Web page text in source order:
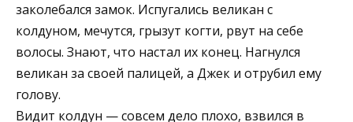
заколебался замок. Испугались великан с
колдуном, мечутся, грызут когти, рвут на себе
волосы. Знают, что настал их конец. Нагнулся
великан за своей палицей, а Джек и отрубил ему
голову.
Видит колдун — совсем дело плохо, взвился в